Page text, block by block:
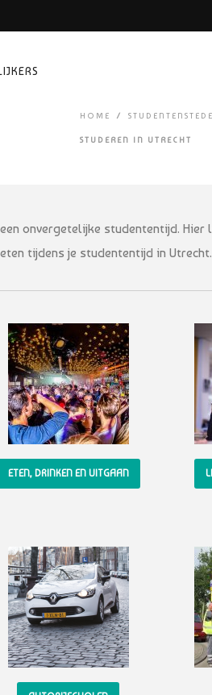
HOME /
STUDEREN IN UTRECHT
onvergetelijke studententijd. Hier
tijdens je studententijd in Utrecht.
ETEN, DRINKEN EN UITGAAN